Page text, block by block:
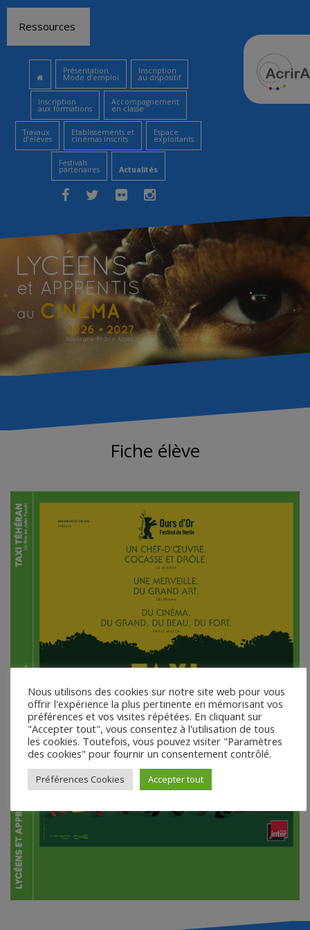
contenu
Ressources
Présentation
Mode d’emploi
Inscription
au dispositif
Inscription
aux formations
Accompagnement
en classe
Travaux
d’élèves
Etablissements et
cinémas inscrits
Espace
exploitants
Festivals
partenaires Actualités
Fiche élève
Nous utilisons des cookies sur notre site web pour vous
offrir l'expérience la plus pertinente en mémorisant vos
préférences et vos visites répétées. En cliquant sur
"Accepter tout", vous consentez à l'utilisation de tous
les cookies. Toutefois, vous pouvez visiter "Paramètres
des cookies" pour fournir un consentement contrôlé.
Préférences Cookies Accepter tout